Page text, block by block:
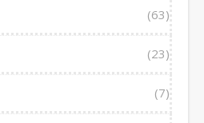
(63)
(23)
(7)